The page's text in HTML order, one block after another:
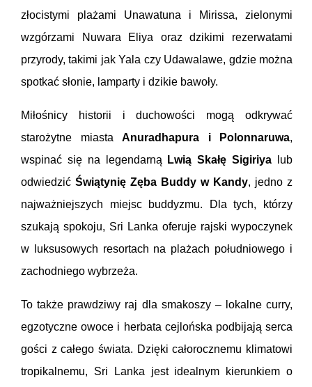
złocistymi plażami Unawatuna i Mirissa, zielonymi
wzgórzami Nuwara Eliya oraz dzikimi rezerwatami
przyrody, takimi jak Yala czy Udawalawe, gdzie można
spotkać słonie, lamparty i dzikie bawoły.
Miłośnicy historii i duchowości mogą odkrywać
starożytne miasta Anuradhapura i Polonnaruwa,
wspinać się na legendarną Lwią Skałę Sigiriya lub
odwiedzić Świątynię Zęba Buddy w Kandy, jedno z
najważniejszych miejsc buddyzmu. Dla tych, którzy
szukają spokoju, Sri Lanka oferuje rajski wypoczynek
w luksusowych resortach na plażach południowego i
zachodniego wybrzeża.
To także prawdziwy raj dla smakoszy – lokalne curry,
egzotyczne owoce i herbata cejlońska podbijają serca
gości z całego świata. Dzięki całorocznemu klimatowi
tropikalnemu, Sri Lanka jest idealnym kierunkiem o